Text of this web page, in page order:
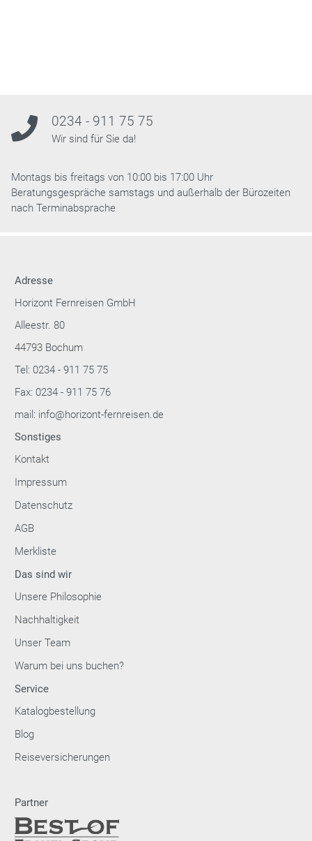
0234 - 911 75 75
Wir sind für Sie da!
Montags bis freitags von 10:00 bis 17:00 Uhr
Beratungsgespräche samstags und außerhalb der Bürozeiten
nach Terminabsprache
Adresse
Horizont Fernreisen GmbH
Alleestr. 80
44793 Bochum
Tel: 0234 - 911 75 75
Fax: 0234 - 911 75 76
mail: info@horizont-fernreisen.de
Sonstiges
Kontakt
Impressum
Datenschutz
AGB
Merkliste
Das sind wir
Unsere Philosophie
Nachhaltigkeit
Unser Team
Warum bei uns buchen?
Service
Katalogbestellung
Blog
Reiseversicherungen
Partner